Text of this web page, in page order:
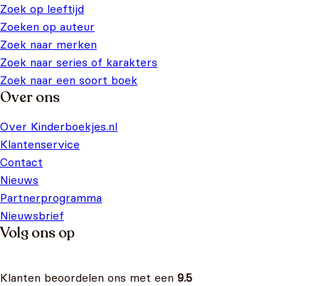
Zoek op leeftijd
Zoeken op auteur
Zoek naar merken
Zoek naar series of karakters
Zoek naar een soort boek
Over ons
Over Kinderboekjes.nl
Klantenservice
Contact
Nieuws
Partnerprogramma
Nieuwsbrief
Volg ons op
Klanten beoordelen ons met een 9.5